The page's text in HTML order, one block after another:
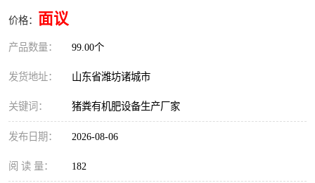
价格： 面议
产品数量： 99.00个
发货地址： 山东省潍坊诸城市
关键词： 猪粪有机肥设备生产厂家
发布日期： 2026-08-06
阅 读 量： 182